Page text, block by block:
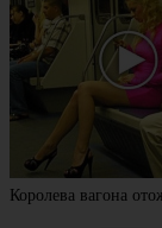
Королева вагона